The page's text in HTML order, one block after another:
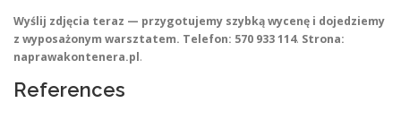
Wyślij zdjęcia teraz — przygotujemy szybką wycenę i dojedziemy
z wyposażonym warsztatem. Telefon: 570 933 114. Strona:
naprawakontenera.pl.
References